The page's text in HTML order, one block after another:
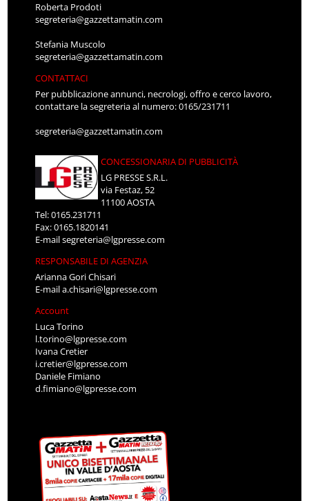
Roberta Prodoti
segreteria@gazzettamatin.com
Stefania Muscolo
segreteria@gazzettamatin.com
CONTATTACI
Per pubblicazione annunci, necrologi, offro e cerco lavoro,
contattare la segreteria al numero: 0165/231711
segreteria@gazzettamatin.com
CONCESSIONARIA DI PUBBLICITÀ
LG PRESSE S.R.L.
via Festaz, 52
11100 AOSTA
Tel: 0165.231711
Fax: 0165.1820141
E-mailsegreteria@lgpresse.com
RESPONSABILE DI AGENZIA
Arianna Gori Chisari
E-maila.chisari@lgpresse.com
Account
Luca Torino
l.torino@lgpresse.com
Ivana Cretier
i.cretier@lgpresse.com
Daniele Fimiano
d.fimiano@lgpresse.com